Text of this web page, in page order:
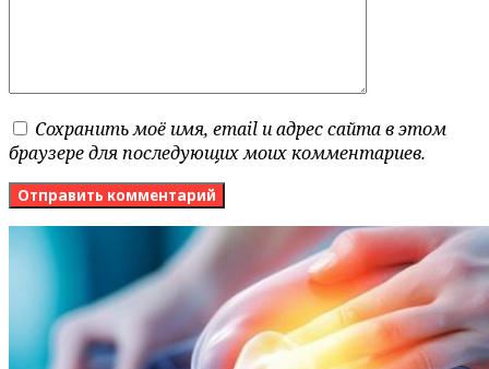
Сохранить моё имя, email и адрес сайта в этом
браузере для последующих моих комментариев.